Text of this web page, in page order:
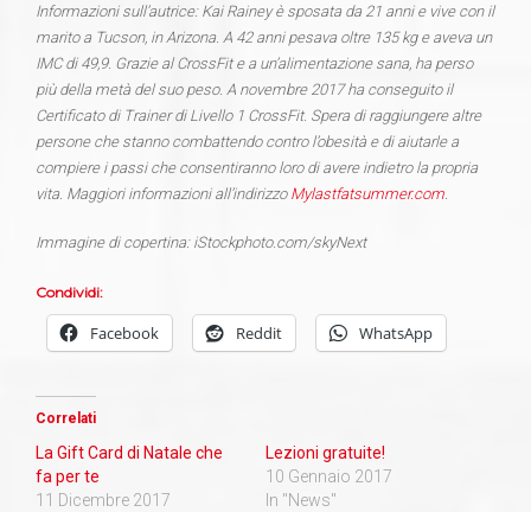
Informazioni sull’autrice: Kai Rainey è sposata da 21 anni e vive con il
marito a Tucson, in Arizona. A 42 anni pesava oltre 135 kg e aveva un
IMC di 49,9. Grazie al CrossFit e a un’alimentazione sana, ha perso
più della metà del suo peso. A novembre 2017 ha conseguito il
Certificato di Trainer di Livello 1 CrossFit. Spera di raggiungere altre
persone che stanno combattendo contro l’obesità e di aiutarle a
compiere i passi che consentiranno loro di avere indietro la propria
vita. Maggiori informazioni all’indirizzo Mylastfatsummer.com
Immagine di copertina: iStockphoto.com/skyNext
Condividi:
Facebook Reddit WhatsApp
Correlati
La Gift Card di Natale che
fa per te
11 Dicembre 2017
Lezioni gratuite!
10 Gennaio 2017
In "News"